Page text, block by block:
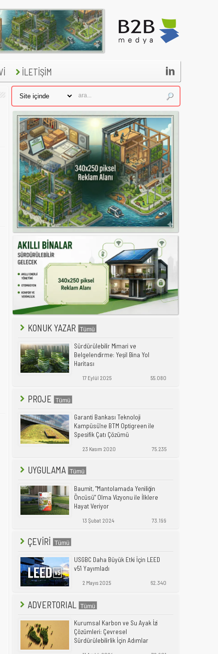
İLETİŞİM 
KONUK YAZAR
Sürdürülebilir Mimari ve
Belgelendirme: Yeşil Bina Yol
Haritası
17 Eylül 2025 55.080
PROJE
Garanti Bankası Teknoloji
Kampüsü'ne BTM Optigreen ile
Spesifik Çatı Çözümü
23 Kasım 2020 75.235
UYGULAMA
Baumit, "Mantolamada Yeniliğin
Öncüsü" Olma Vizyonu ile İlklere
Hayat Veriyor
13 Şubat 2024 73.199
ÇEVİRİ
USGBC Daha Büyük Etki İçin LEED
v5'i Yayımladı
2 Mayıs 2025 62.340
ADVERTORIAL
Kurumsal Karbon ve Su Ayak İzi
Çözümleri: Çevresel
Sürdürülebilirlik İçin Adımlar